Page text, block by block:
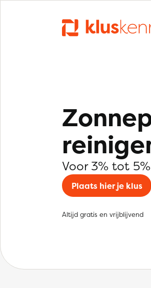
Voor 3% tot
Plaats hier je klus
Altijd gratis en vrijblijvend